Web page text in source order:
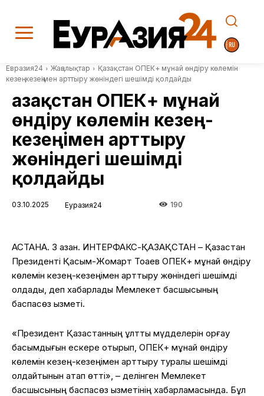
Евразия24 Жаңалықтар
Қазақстан ОПЕК+ мұнай өндіру көлемін
кезең-кезеңімен арттыру жөніндегі шешімді қолдайды
Қазақстан ОПЕК+ мұнай
өндіру көлемін кезең-
кезеңімен арттыру
жөніндегі шешімді
қолдайды
03.10.2025 Еуразия24 190
АСТАНА. 3 қазан. ИНТЕРФАКС-ҚАЗАҚСТАН – Қазақстан
Президенті Қасым-Жомарт Тоқаев ОПЕК+ мұнай өндіру
көлемін кезең-кезеңімен арттыру жөніндегі шешімді
қолдады, деп хабарлады Мемлекет басшысының
баспасөз қызметі.
«Президент Қазақстанның ұлттық мүдделерін қорғау
басымдығын ескере отырып, ОПЕК+ мұнай өндіру
көлемін кезең-кезеңімен арттыру туралы шешімді
қолдайтынын атап өтті», – делінген Мемлекет
басшысының баспасөз қызметінің хабарламасында. Бұл